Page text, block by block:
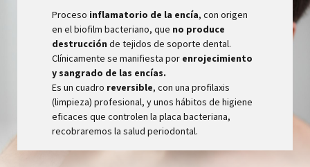
Proceso inflamatorio de la encía, con origen
en el biofilm bacteriano, que no produce
destrucción de tejidos de soporte dental.
Clínicamente se manifiesta por enrojecimiento
y sangrado de las encías.
Es un cuadro reversible, con una profilaxis
(limpieza) profesional, y unos hábitos de higiene
eficaces que controlen la placa bacteriana,
recobraremos la salud periodontal.